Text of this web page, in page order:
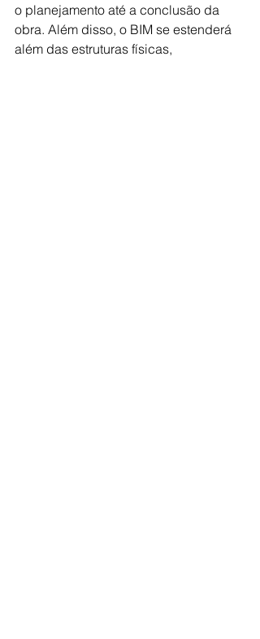
o planejamento até a conclusão da
obra. Além disso, o BIM se estenderá
além das estruturas físicas,